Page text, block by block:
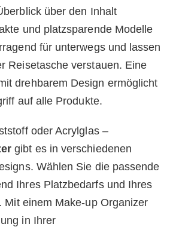
über den Inhalt
und platzsparende Modelle
für unterwegs und lassen
Reisetasche verstauen. Eine
drehbarem Design ermöglicht
auf alle Produkte.
oder Acrylglas –
gibt es in verschiedenen
Wählen Sie die passende
Ihres Platzbedarfs und Ihres
Mit einem Make-up Organizer
in Ihrer